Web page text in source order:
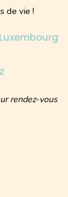
de vie !
rendez-vous